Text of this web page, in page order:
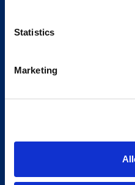
Statistics
Marketing